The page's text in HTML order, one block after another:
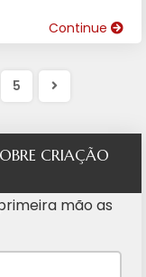
Continue
5
CRIAÇÃO
mão as